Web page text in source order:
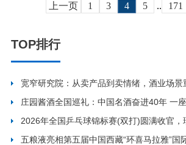
上一页 1 3 4 5 .. 171
TOP排行
宽窄研究院：从卖产品到卖情绪，酒业场
庄园酱酒全国巡礼：中国名酒奋进40年 一
2026年全国乒乓球锦标赛(双打)圆满收官，
五粮液亮相第五届中国西藏“环喜马拉雅”国